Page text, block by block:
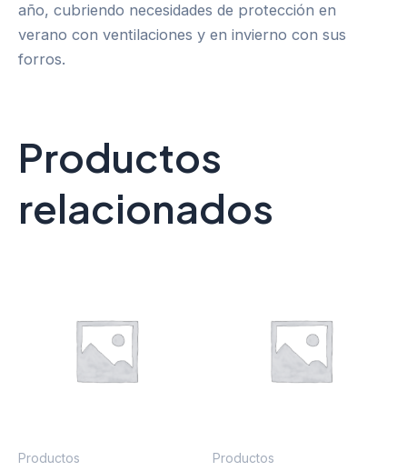
año, cubriendo necesidades de protección en
verano con ventilaciones y en invierno con sus
forros.
Productos
relacionados
Productos Productos